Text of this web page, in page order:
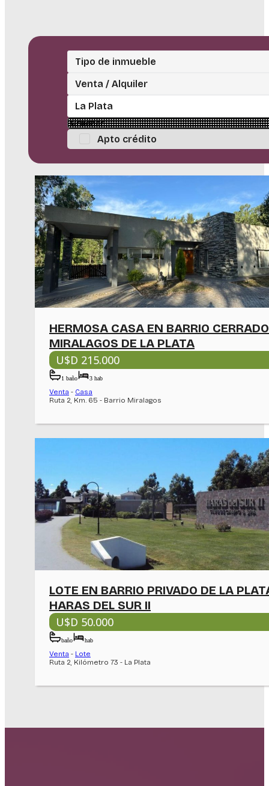
Tipo de inmueble
Venta / Alquiler
La Plata
Apto crédito
HERMOSA CASA EN BARRIO CERRADO
MIRALAGOS DE LA PLATA
U$D 215.000
1 baño 3 hab
Venta - Casa
Ruta 2, Km. 65 - Barrio Miralagos
LOTE EN BARRIO PRIVADO DE LA
HARAS DEL SUR II
U$D 50.000
baño hab
Venta - Lote
Ruta 2, Kilómetro 73 - La Plata